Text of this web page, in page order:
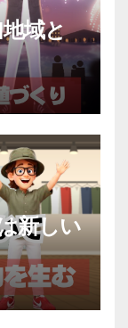
域と
新しい